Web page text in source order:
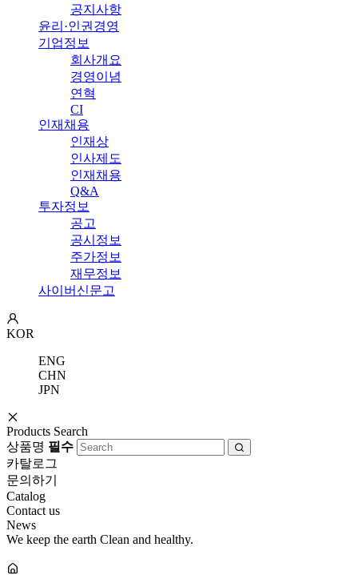
공지사항
윤리·인권경영
기업정보
회사개요
경영이념
연혁
CI
인재채용
인재상
인사제도
인재채용
Q&A
투자정보
공고
공시정보
주가정보
재무정보
사이버신문고
KOR
ENG
CHN
JPN
Products Search
상품명 필수
카탈로그
문의하기
Catalog
Contact us
News
We keep the earth Clean and healthy.